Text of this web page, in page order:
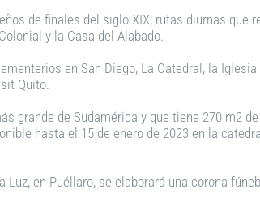
de finales del siglo XIX; rutas diurnas que
y la Casa del Alabado.
en San Diego, La Catedral, la Iglesia
Quito.
grande de Sudamérica y que tiene 270 m2
hasta el 15 de enero de 2023 en la
en Puéllaro, se elaborará una corona